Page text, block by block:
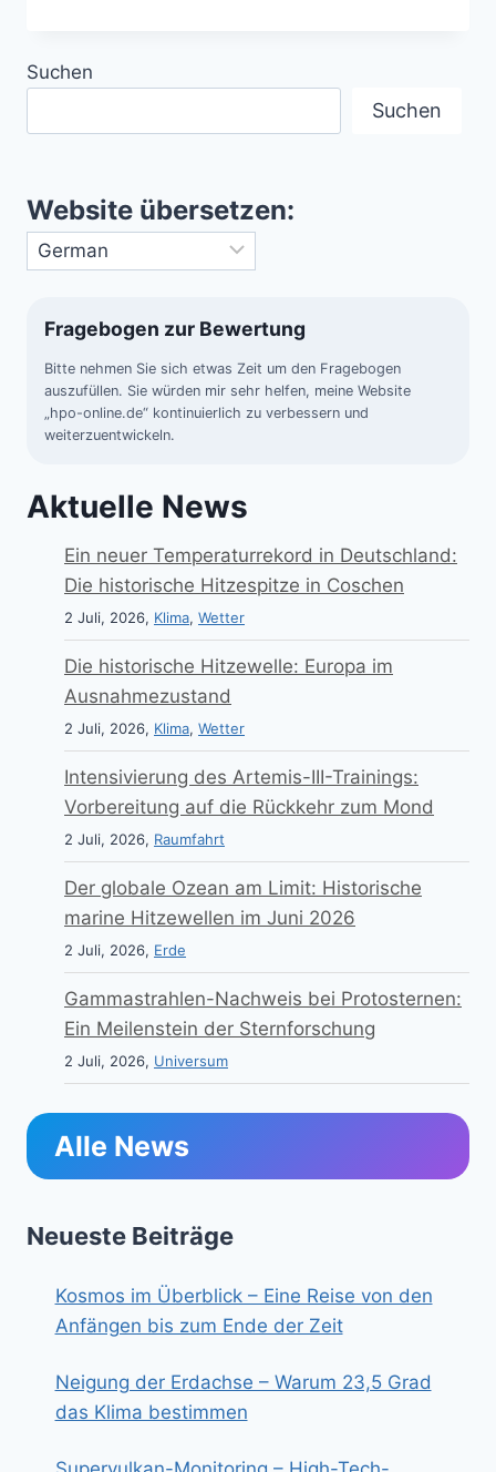
Suchen
Suchen
Website übersetzen:
Fragebogen zur Bewertung
Bitte nehmen Sie sich etwas Zeit um den Fragebogen
auszufüllen. Sie würden mir sehr helfen, meine Website
„hpo-online.de“ kontinuierlich zu verbessern und
weiterzuentwickeln.
Aktuelle News
Ein neuer Temperaturrekord in Deutschland:
Die historische Hitzespitze in Coschen
2 Juli, 2026, Klima, Wetter
Die historische Hitzewelle: Europa im
Ausnahmezustand
2 Juli, 2026, Klima, Wetter
Intensivierung des Artemis-III-Trainings:
Vorbereitung auf die Rückkehr zum Mond
2 Juli, 2026, Raumfahrt
Der globale Ozean am Limit: Historische
marine Hitzewellen im Juni 2026
2 Juli, 2026, Erde
Gammastrahlen-Nachweis bei Protosternen:
Ein Meilenstein der Sternforschung
2 Juli, 2026, Universum
Alle News
Neueste Beiträge
Kosmos im Überblick – Eine Reise von den
Anfängen bis zum Ende der Zeit
Neigung der Erdachse – Warum 23,5 Grad
das Klima bestimmen